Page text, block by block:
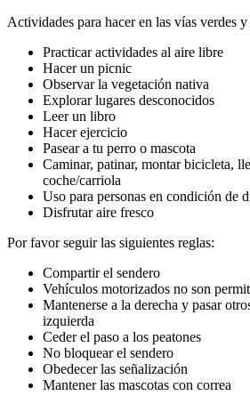
Actividades para hacer en las vías verdes y
Practicar actividades al aire libre
Hacer un picnic
Observar la vegetación nativa
Explorar lugares desconocidos
Leer un libro
Hacer ejercicio
Pasear a tu perro o mascota
Caminar, patinar, montar bicicleta,
coche/carriola
Uso para personas en condición de
Disfrutar aire fresco
Por favor seguir las siguientes reglas:
Compartir el sendero
Vehículos motorizados no son
Mantenerse a la derecha y pasar
izquierda
Ceder el paso a los peatones
No bloquear el sendero
Obedecer las señalización
Mantener las mascotas con correa